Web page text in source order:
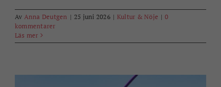
Av Anna Deutgen | 25 juni 2026 | Kultur & Nöje | 0
kommentarer
Läs mer